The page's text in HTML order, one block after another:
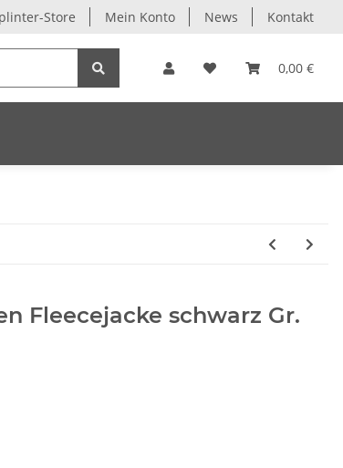
Store Mein Konto News Kontakt
0,00 €
Fleecejacke schwarz Gr.